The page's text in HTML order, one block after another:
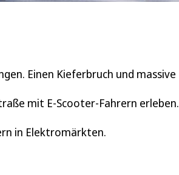
Einen Kieferbruch und massive
mit E-Scooter-Fahrern erleben.
in Elektromärkten.